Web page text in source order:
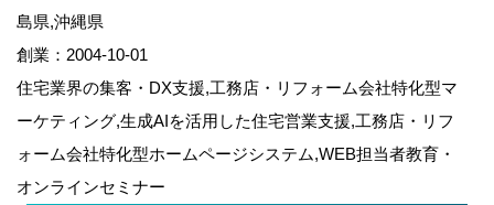
島県,沖縄県
創業：2004-10-01
住宅業界の集客・DX支援,工務店・リフォーム会社特化型マ
ーケティング,生成AIを活用した住宅営業支援,工務店・リフ
ォーム会社特化型ホームページシステム,WEB担当者教育・
オンラインセミナー